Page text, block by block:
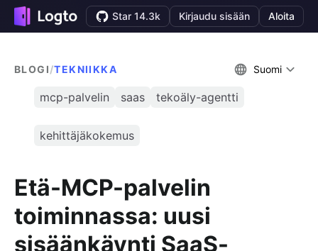
Star 14.3k Kirjaudu sisään Aloita
BLOGI/TEKNIIKKA Suomi
mcp-palvelin saas tekoäly-agentti
kehittäjäkokemus
Etä-MCP-palvelin
toiminnassa: uusi
sisäänkäynti SaaS-